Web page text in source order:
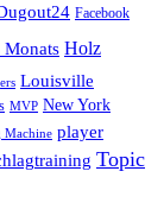
Facebook
Holz
Louisville
MVP New York
Machine player
Topic